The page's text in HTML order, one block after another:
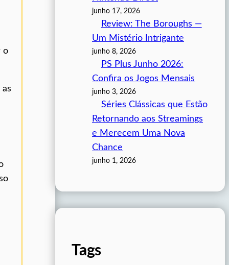
o
junho 17, 2026
Review: The Boroughs —
Um Mistério Intrigante
junho 8, 2026
PS Plus Junho 2026:
Confira os Jogos Mensais
junho 3, 2026
Séries Clássicas que Estão
Retornando aos Streamings
e Merecem Uma Nova
Chance
junho 1, 2026
Tags